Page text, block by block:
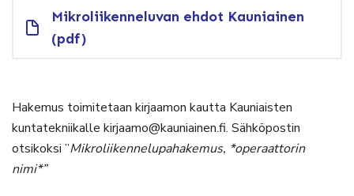
Mikroliikenneluvan ehdot Kauniainen
(pdf)
Hakemus toimitetaan kirjaamon kautta Kauniaisten
kuntatekniikalle kirjaamo@kauniainen.fi. Sähköpostin
otsikoksi ”Mikroliikennelupahakemus, *operaattorin
nimi*”